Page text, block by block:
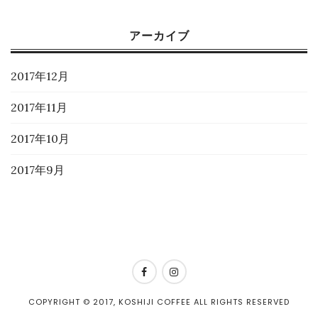
アーカイブ
2017年12月
2017年11月
2017年10月
2017年9月
COPYRIGHT © 2017, KOSHIJI COFFEE ALL RIGHTS RESERVED